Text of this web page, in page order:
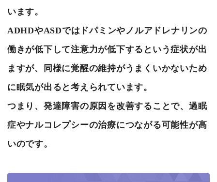
います。
ADHDやASDではドパミンやノルアドレナリンの
働きが低下して注意力が低下するという症状が出
ますが、同様に覚醒の維持がうまくいかないため
に眠気が出ると考えられています。
つまり、発達障害の原因を改善することで、過眠
症やナルコレプシーの治療につながる可能性が高
いのです。